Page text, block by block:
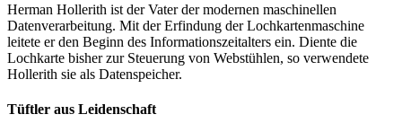
Herman Hollerith ist der Vater der modernen maschinellen
Datenverarbeitung. Mit der Erfindung der Lochkartenmaschine
leitete er den Beginn des Informationszeitalters ein. Diente die
Lochkarte bisher zur Steuerung von Webstühlen, so verwendete
Hollerith sie als Datenspeicher.
Tüftler aus Leidenschaft